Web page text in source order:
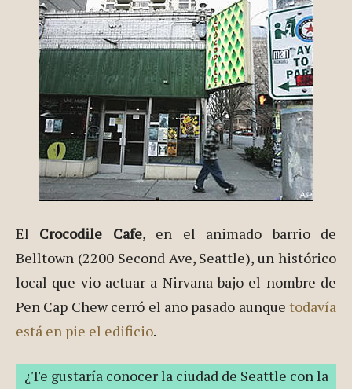
El Crocodile Cafe, en el animado barrio de
Belltown (2200 Second Ave, Seattle), un histórico
local que vio actuar a Nirvana bajo el nombre de
Pen Cap Chew cerró el año pasado aunque todavía
está en pie el edificio.
¿Te gustaría conocer la ciudad de Seattle con la